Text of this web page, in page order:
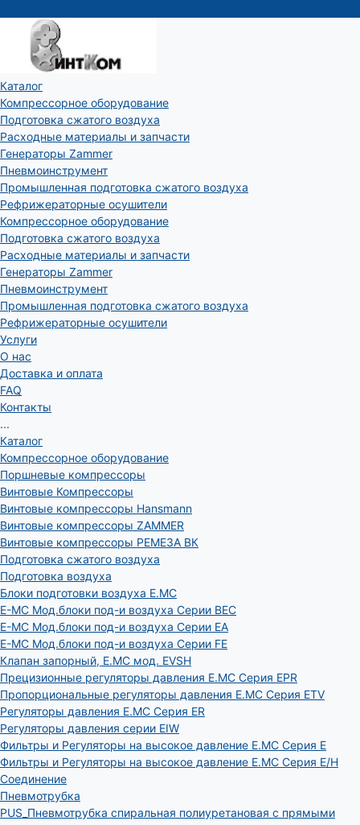
Каталог
Компрессорное оборудование
Подготовка сжатого воздуха
Расходные материалы и запчасти
Генераторы Zammer
Пневмоинструмент
Промышленная подготовка сжатого воздуха
Рефрижераторные осушители
Компрессорное оборудование
Подготовка сжатого воздуха
Расходные материалы и запчасти
Генераторы Zammer
Пневмоинструмент
Промышленная подготовка сжатого воздуха
Рефрижераторные осушители
Услуги
О нас
Доставка и оплата
FAQ
Контакты
...
Каталог
Компрессорное оборудование
Поршневые компрессоры
Винтовые Компрессоры
Винтовые компрессоры Hansmann
Винтовые компрессоры ZAMMER
Винтовые компрессоры РЕМЕЗА ВК
Подготовка сжатого воздуха
Подготовка воздуха
Блоки подготовки воздуха E.MC
E-MC Мод.блоки под-и воздуха Серии BEC
E-MC Мод.блоки под-и воздуха Серии EA
E-MC Мод.блоки под-и воздуха Серии FE
Клапан запорный, E.MC мод. EVSH
Прецизионные регуляторы давления E.MC Серия EPR
Пропорциональные регуляторы давления E.MC Серия ETV
Регуляторы давления E.MC Серия ER
Регуляторы давления серии EIW
Фильтры и Регуляторы на высокое давление E.MC Серия E
Фильтры и Регуляторы на высокое давление E.MC Серия E/H
Соединение
Пневмотрубка
PUS_Пневмотрубка спиральная полиуретановая с прямыми